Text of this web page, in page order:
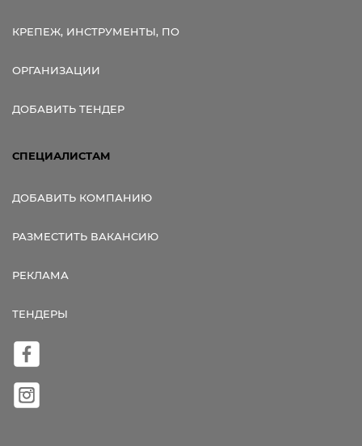
КРЕПЕЖ, ИНСТРУМЕНТЫ, ПО
ОРГАНИЗАЦИИ
ДОБАВИТЬ ТЕНДЕР
СПЕЦИАЛИСТАМ
ДОБАВИТЬ КОМПАНИЮ
РАЗМЕСТИТЬ ВАКАНСИЮ
РЕКЛАМА
ТЕНДЕРЫ